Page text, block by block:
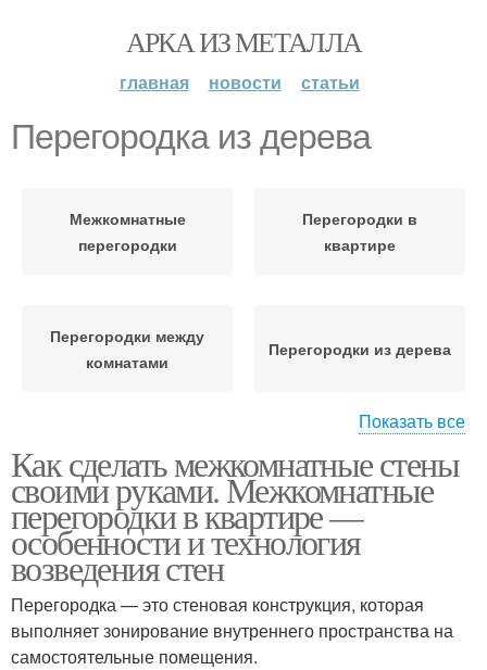
АРКА ИЗ МЕТАЛЛА
главная новости статьи
Перегородка из дерева
Межкомнатные
перегородки
Перегородки в
квартире
Перегородки между
комнатами
Перегородки из дерева
Красивые перегородки
гипсокартона
Межкомнатная
перегородка
доме
Показать все
Как сделать межкомнатные стены
своими руками. Межкомнатные
перегородки в квартире —
особенности и технология
возведения стен
Перегородка — это стеновая конструкция, которая
выполняет зонирование внутреннего пространства на
самостоятельные помещения.